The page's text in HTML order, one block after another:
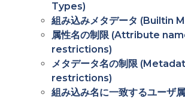
Types)
組み込みメタデータ (Builtin
属性名の制限 (Attribute
restrictions)
メタデータ名の制限
restrictions)
組み込み名に一致するユーザ